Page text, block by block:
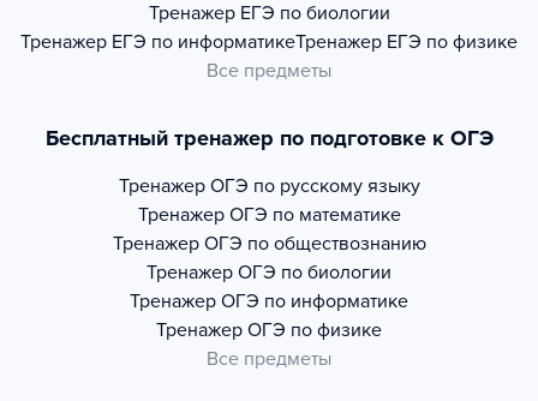
Тренажер ЕГЭ по биологии
Тренажер ЕГЭ по информатикеТренажер ЕГЭ по физике
Все предметы
Бесплатный тренажер по подготовке к ОГЭ
Тренажер ОГЭ по русскому языку
Тренажер ОГЭ по математике
Тренажер ОГЭ по обществознанию
Тренажер ОГЭ по биологии
Тренажер ОГЭ по информатике
Тренажер ОГЭ по физике
Все предметы